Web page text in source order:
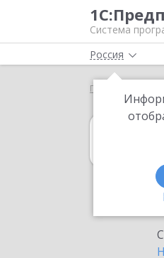
Система
Россия
Главная